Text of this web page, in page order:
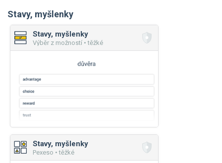
Stavy, myšlenky
Stavy, myšlenky
Výběr z možností • těžké
Stavy, myšlenky
Pexeso • těžké